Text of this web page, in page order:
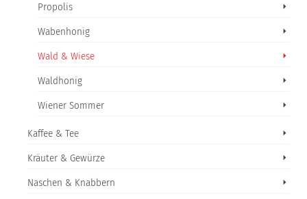
Propolis
Wabenhonig
Wald & Wiese
Waldhonig
Wiener Sommer
Kaffee & Tee
Kräuter & Gewürze
Naschen & Knabbern